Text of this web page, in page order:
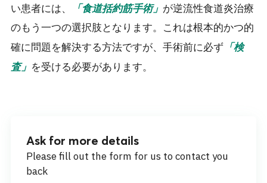
い患者には、
「食道括約筋手術」 が逆流性食道炎治療
のもう一つの選択肢となります。これは根本的かつ的
確に問題を解決する方法ですが、手術前に必ず 「検
査」 を受ける必要があります。
Ask for more details
Please fill out the form for us to contact you
back